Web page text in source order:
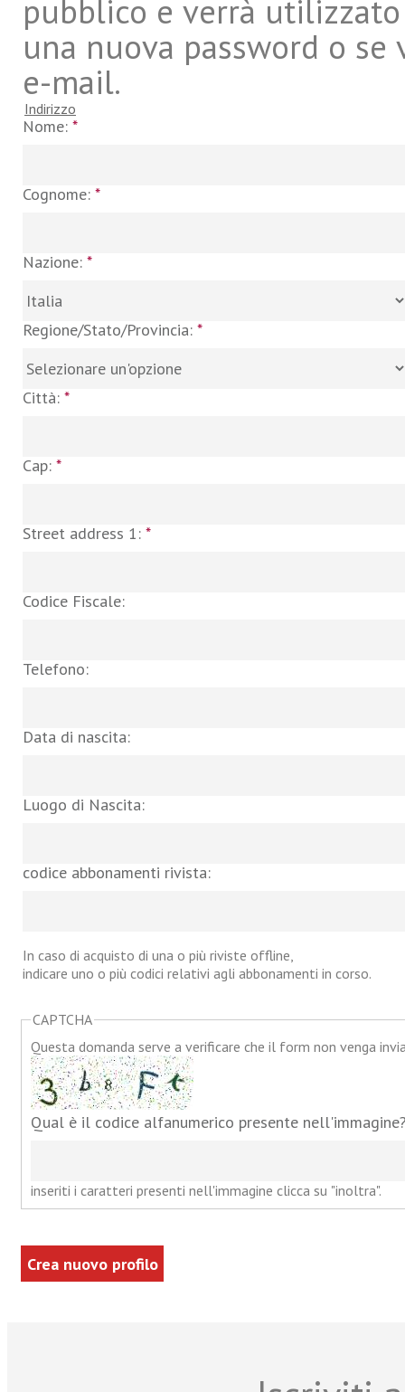
pubblico e verrà
una nuova password o
e-mail.
Indirizzo
Nome: *
Cognome: *
Nazione: *
Regione/Stato/Provincia: *
Città: *
Cap: *
Street address 1: *
Codice Fiscale:
Telefono:
Data di nascita:
Luogo di Nascita:
codice abbonamenti rivista:
In caso di acquisto di una o più riviste offline,
indicare uno o più codici relativi agli abbonamenti in corso.
CAPTCHA
Questa domanda serve a verificare che il form non venga
Qual è il codice alfanumerico presente
inseriti i caratteri presenti nell'immagine clicca su "inoltra".